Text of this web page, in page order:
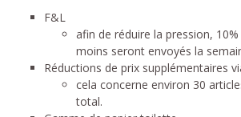
F&L
afin de réduire la pression,
moins seront envoyés la
Réductions de prix supplémentaires
cela concerne environ 30
total.